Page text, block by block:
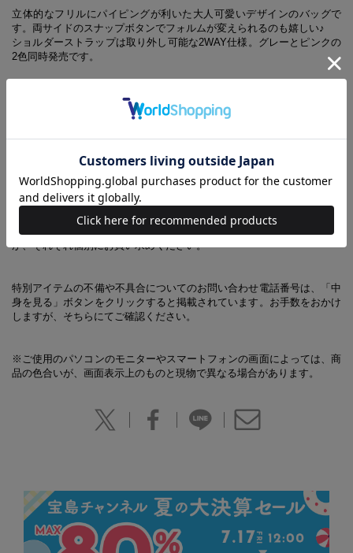
立体的なフリルにパイピングが利いた大人可愛いデザインのバッグで
す。両サイドのスナップボタンでフォルムが変えられるのも嬉しい♪
ショルダーストラップは取り外し可能な2WAY仕様。グレーとピンクの
2色同時発売です。
【同時発売のアイテムはこちらから】
【あわせ買い時の配送について】
予約商品と他商品を同時にお求めの場合、最も発売日の遅い商品に合わ
せての一括配送となります。
ご注意ください。別々の配送をご希望の場合は、お手数をおかけします
が、それぞれ個別にお買い求めください。
特別アイテムの不備や不具合についてのお問い合わせ電話番号は、「中
身を見る」ボタンをクリックすると掲載されています。お手数をおかけ
しますが、そちらにてご確認ください。
※ご使用のパソコンのモニターやスマートフォンの画面によっては、商
品の色合いが、画面表示上のものと現物で異なる場合があります。